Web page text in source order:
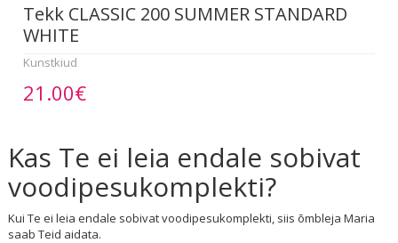
Tekk CLASSIC 200 SUMMER STANDARD
WHITE
Kunstkiud
21.00€
Kas Te ei leia endale sobivat
voodipesukomplekti?
Kui Te ei leia endale sobivat voodipesukomplekti, siis õmbleja Maria
saab Teid aidata.